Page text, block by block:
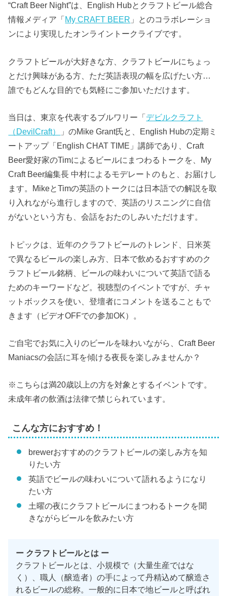
“Craft Beer Night”は、English Hubとクラフトビール総合
情報メディア「 My CRAFT BEER 」とのコラボレーショ
ンにより実現したオンライントークライブです。
クラフトビールが大好きな方、クラフトビールにちょっ
とだけ興味がある方、ただ英語表現の幅を広げたい方…
誰でもどんな目的でも気軽にご参加いただけます。
当日は、東京を代表するブルワリー「デビルクラフト
（DevilCraft）
」のMike Grant氏と、English Hubの定期ミ
ートアップ「English CHAT TIME」講師であり、Craft
Beer愛好家のTimによるビールにまつわるトークを、My
Craft Beer編集長 中村によるモデレートのもと、お届けし
ます。MikeとTimの英語のトークには日本語での解説を取
り入れながら進行しますので、英語のリスニングに自信
がないという方も、会話をおたのしみいただけます。
トピックは、近年のクラフトビールのトレンド、日米英
で異なるビールの楽しみ方、日本で飲めるおすすめのク
ラフトビール銘柄、ビールの味わいについて英語で語る
ためのキーワードなど。視聴型のイベントですが、チャ
ットボックスを使い、登壇者にコメントを送ることもで
きます（ビデオOFFでの参加OK）。
ご自宅でお気に入りのビールを味わいながら、Craft Beer
Maniacsの会話に耳を傾ける夜長を楽しみませんか？
※こちらは満20歳以上の方を対象とするイベントです。
未成年者の飲酒は法律で禁じられています。
こんな方におすすめ！
brewerおすすめのクラフトビールの楽しみ方を知
りたい方
英語でビールの味わいについて語れるようになり
たい方
土曜の夜にクラフトビールにまつわるトークを聞
きながらビールを飲みたい方
ー クラフトビールとは ー
クラフトビールとは、小規模で（大量生産ではな
く）、職人（醸造者）の手によって丹精込めて醸造さ
れるビールの総称。一般的に日本で地ビールと呼ばれ